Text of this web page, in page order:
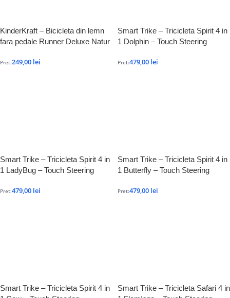
KinderKraft – Bicicleta din lemn
fara pedale Runner Deluxe Natur
Pret:249,00 lei
Smart Trike – Tricicleta Spirit 4 in
1 Dolphin – Touch Steering
Pret:479,00 lei
Smart Trike – Tricicleta Spirit 4 in
1 LadyBug – Touch Steering
Pret:479,00 lei
Smart Trike – Tricicleta Spirit 4 in
1 Butterfly – Touch Steering
Pret:479,00 lei
Smart Trike – Tricicleta Spirit 4 in
Smart Trike – Tricicleta Safari 4 in